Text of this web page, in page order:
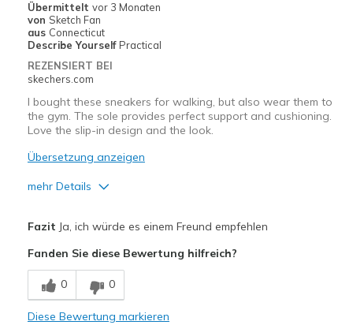
Sizing
View On Shoes
I'm Into Shoes
Übermittelt vor 3 Monaten
von Sketch Fan
aus Connecticut
Describe Yourself Practical
REZENSIERT BEI
skechers.com
I bought these sneakers for walking, but also wear them to
the gym. The sole provides perfect support and cushioning.
Love the slip-in design and the look.
Übersetzung anzeigen
mehr Details
Breathe Well
Comfortable
Fazit Ja, ich würde es einem Freund empfehlen
Fanden Sie diese Bewertung hilfreich?
0 0
Diese Bewertung markieren